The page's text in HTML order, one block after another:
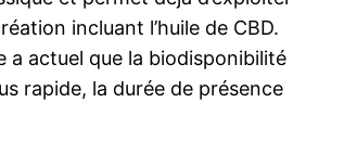
incluant l’huile de CBD.
actuel que la biodisponibilité
rapide, la durée de présence